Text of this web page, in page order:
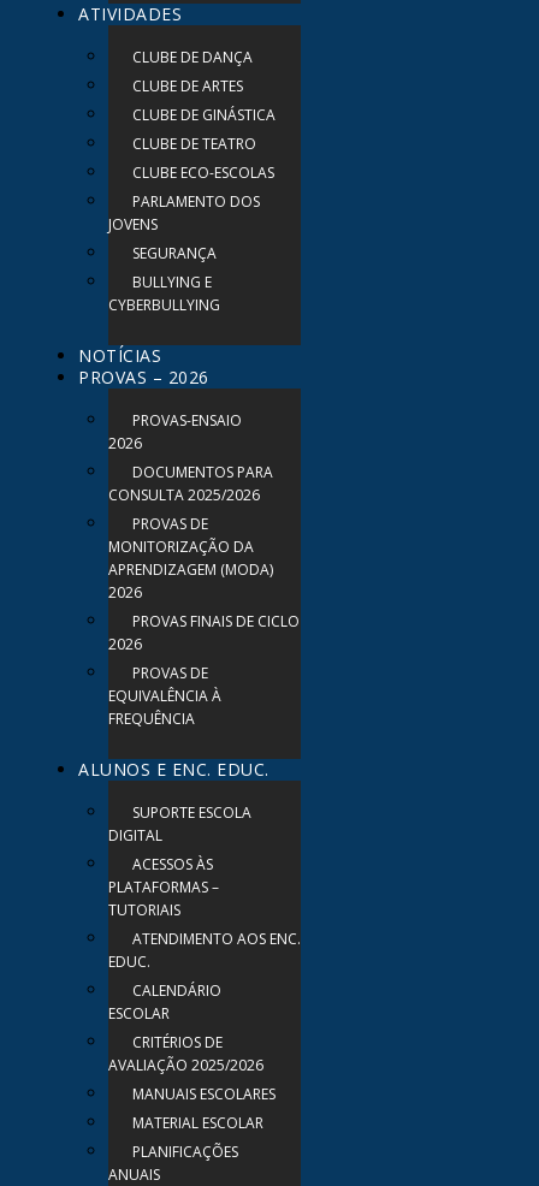
ATIVIDADES
CLUBE DE DANÇA
CLUBE DE ARTES
CLUBE DE GINÁSTICA
CLUBE DE TEATRO
CLUBE ECO-ESCOLAS
PARLAMENTO DOS
JOVENS
SEGURANÇA
BULLYING E
CYBERBULLYING
NOTÍCIAS
PROVAS – 2026
PROVAS-ENSAIO
2026
DOCUMENTOS PARA
CONSULTA 2025/2026
PROVAS DE
MONITORIZAÇÃO DA
APRENDIZAGEM (MODA)
2026
PROVAS FINAIS DE CICLO
2026
PROVAS DE
EQUIVALÊNCIA À
FREQUÊNCIA
ALUNOS E ENC. EDUC.
SUPORTE ESCOLA
DIGITAL
ACESSOS ÀS
PLATAFORMAS –
TUTORIAIS
ATENDIMENTO AOS ENC.
EDUC.
CALENDÁRIO
ESCOLAR
CRITÉRIOS DE
AVALIAÇÃO 2025/2026
MANUAIS ESCOLARES
MATERIAL ESCOLAR
PLANIFICAÇÕES
ANUAIS